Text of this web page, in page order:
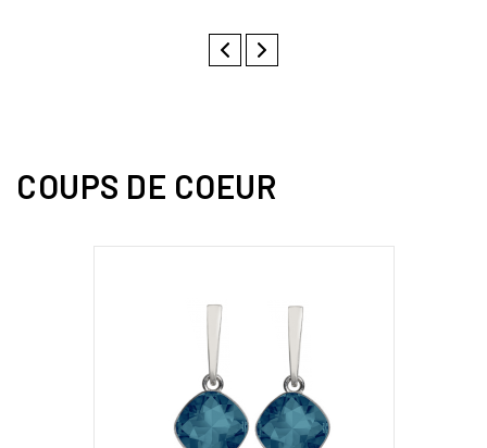
COUPS DE COEUR